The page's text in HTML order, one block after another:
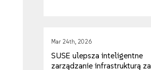
Mar 24th, 2026
SUSE ulepsza inteligentne
zarządzanie infrastrukturą za